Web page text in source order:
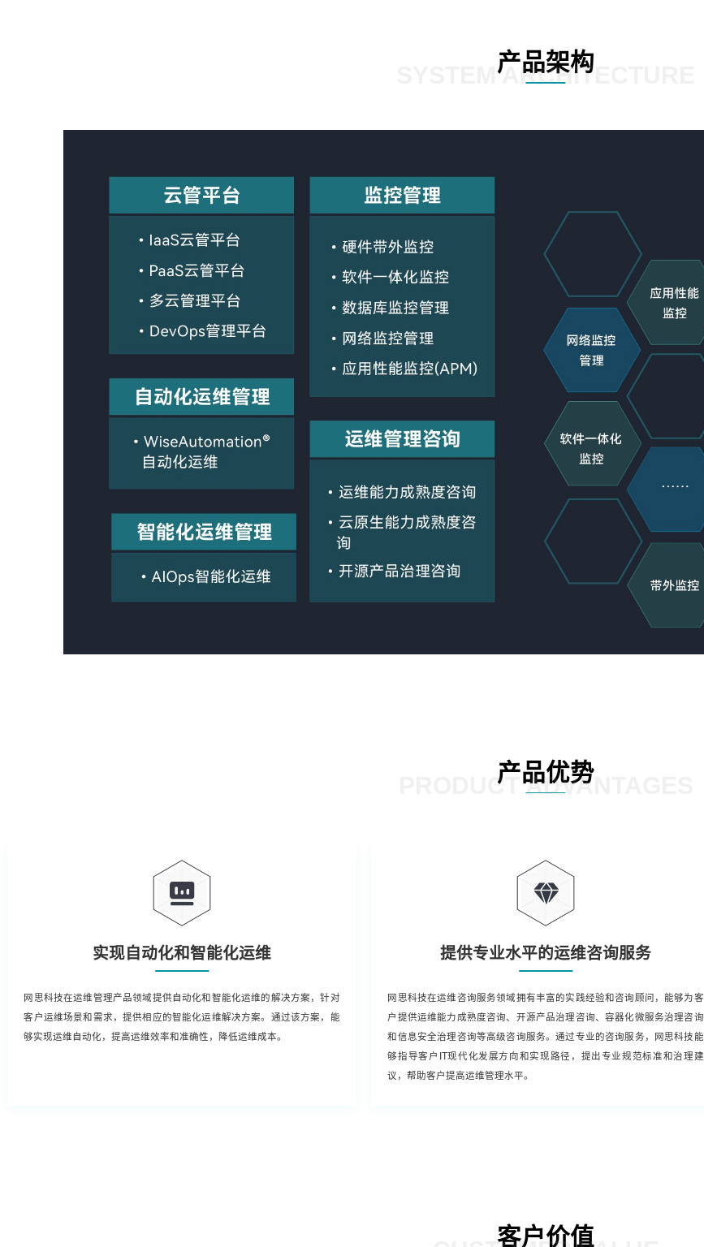
产品架构
SYSTEM ARCHITECTURE
产品优势
PRODUCT ADVANTAGES
实现自动化和智能化运维
网思科技在运维管理产品领域提供自动化和智能化运维的解决方案，针对
客户运维场景和需求，提供相应的智能化运维解决方案。通过该方案，能
够实现运维自动化，提高运维效率和准确性，降低运维成本。
提供专业水平的运维咨询服务
网思科技在运维咨询服务领域拥有丰富的实践经验和咨询顾问，能够为客
户提供运维能力成熟度咨询、开源产品治理咨询、容器化微服务治理咨询
和信息安全治理咨询等高级咨询服务。通过专业的咨询服务，网思科技能
够指导客户IT现代化发展方向和实现路径，提出专业规范标准和治理建
议，帮助客户提高运维管理水平。
客户价值